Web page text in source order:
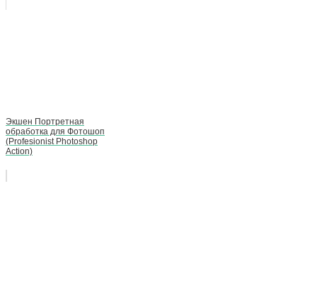
Экшен Портретная
обработка для Фотошоп
(Profesionist Photoshop
Action)